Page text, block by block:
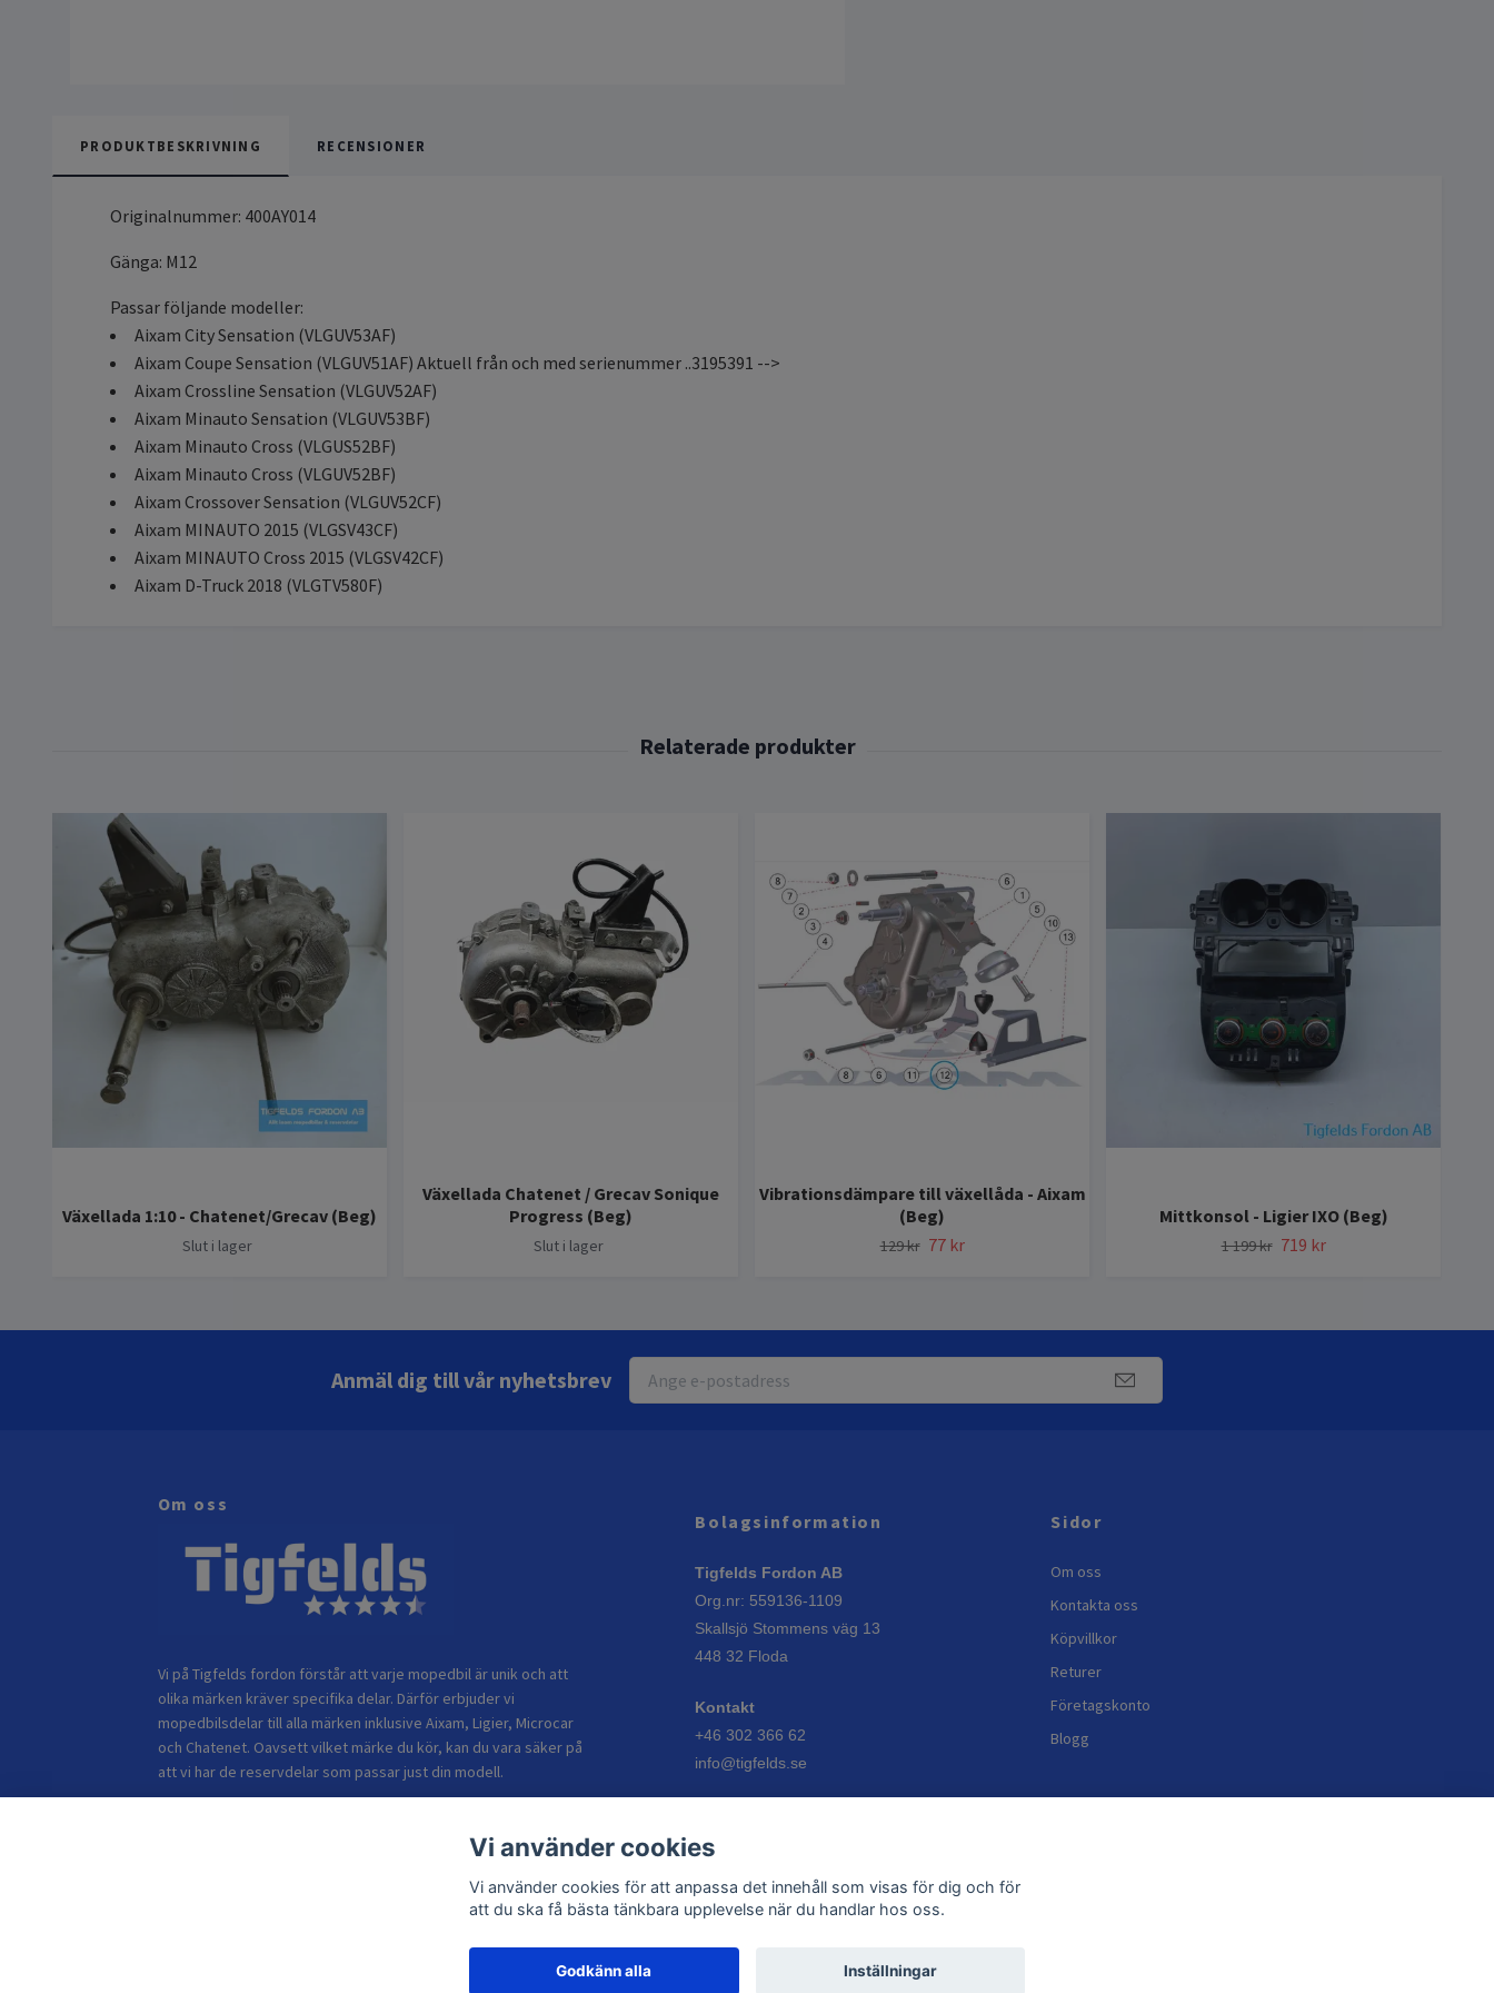
PRODUKTBESKRIVNING RECENSIONER
Originalnummer: 400AY014
Gänga: M12
Passar följande modeller:
Aixam City Sensation (VLGUV53AF)
Aixam Coupe Sensation (VLGUV51AF) Aktuell från och med serienummer ..3195391 -->
Aixam Crossline Sensation (VLGUV52AF)
Aixam Minauto Sensation (VLGUV53BF)
Aixam Minauto Cross (VLGUS52BF)
Aixam Minauto Cross (VLGUV52BF)
Aixam Crossover Sensation (VLGUV52CF)
Aixam MINAUTO 2015 (VLGSV43CF)
Aixam MINAUTO Cross 2015 (VLGSV42CF)
Aixam D-Truck 2018 (VLGTV580F)
Växellada 1:10 - Chatenet/Grecav (Beg)
Slut i lager
Växellada Chatenet / Grecav Sonique
Progress (Beg)
Slut i lager
Vibrationsdämpare till växellåda - Aixam
(Beg)
129 kr 77 kr
Mittkonsol - Ligier IXO (Beg)
1 199 kr 719 kr
Anmäl dig till vår nyhetsbrev
Om oss
Vi på Tigfelds fordon förstår att varje mopedbil är unik och att
olika märken kräver specifika delar. Därför erbjuder vi
mopedbilsdelar till alla märken inklusive Aixam, Ligier, Microcar
och Chatenet. Oavsett vilket märke du kör, kan du vara säker på
att vi har de reservdelar som passar just din modell.
Bolagsinformation
Tigfelds Fordon AB
Org.nr: 559136-1109
Skallsjö Stommens väg 13
448 32 Floda
Kontakt
+46 302 366 62
info@tigfelds.se
Vardagar: 08:00–17:00
Sidor
Om oss
Kontakta oss
Köpvillkor
Returer
Företagskonto
Blogg
Vi använder cookies
Vi använder cookies för att anpassa det innehåll som visas för dig och för
att du ska få bästa tänkbara upplevelse när du handlar hos oss.
Godkänn alla Inställningar